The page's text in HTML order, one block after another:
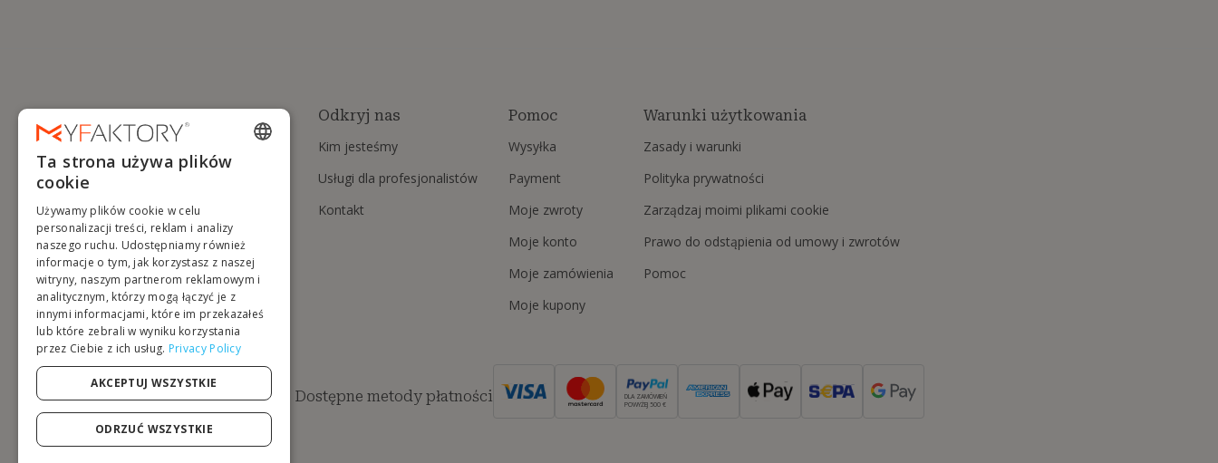
Odkryj nas
Kim jesteśmy
Usługi dla profesjonalistów
Kontakt
Pomoc
Wysyłka
Payment
Moje zwroty
Moje konto
Moje zamówienia
Moje kupony
Warunki użytkowania
Zasady i warunki
Polityka prywatności
Zarządzaj moimi plikami cookie
Prawo do odstąpienia od umowy i zwrotów
Pomoc
Dostępne metody płatności
DLA ZAMÓWIEŃ
POWYŻEJ 500 €
ENGLISH
DUTCH
GERMAN
ITALIAN
PORTUGUESE
SPANISH
POLISH
Ta strona używa plików
cookie
Używamy plików cookie w celu
personalizacji treści, reklam i analizy
naszego ruchu. Udostępniamy również
informacje o tym, jak korzystasz z naszej
witryny, naszym partnerom reklamowym i
analitycznym, którzy mogą łączyć je z
innymi informacjami, które im przekazałeś
lub które zebrali w wyniku korzystania
przez Ciebie z ich usług. Privacy Policy
AKCEPTUJ WSZYSTKIE
ODRZUĆ WSZYSTKIE